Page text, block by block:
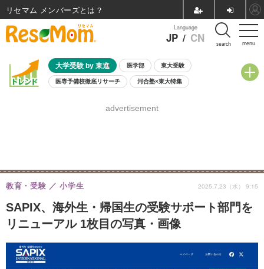
menu
Language
JP / CN search
大学受験 by 東進 医学部 東大受験
医専予備校徹底リサーチ 河合塾×東大特集
8月開催学校説明会・相談会
advertisement
SAPIX、海外生・帰国生の受験サポート部門を
リニューアル 1枚目の写真・画像
教育・受験 小学生 2025.7.23（水） 9:15
リセマム メンバーズ